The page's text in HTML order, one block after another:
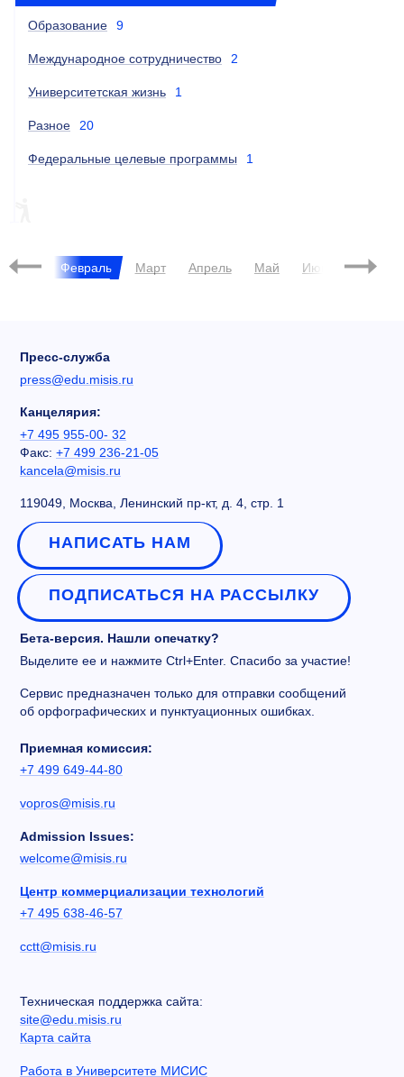
Образование 9
Международное сотрудничество 2
Университетская жизнь 1
Разное 20
Федеральные целевые программы 1
Февраль Март Апрель Май Июнь Июль
Пресс-служба
press@edu.misis.ru
Канцелярия:
+7 495 955-00- 32
Факс: +7 499 236-21-05
kancela@misis.ru
119049, Москва, Ленинский пр-кт, д. 4, стр. 1
НАПИСАТЬ НАМ
ПОДПИСАТЬСЯ НА РАССЫЛКУ
Бета-версия. Нашли опечатку?
Выделите ее и нажмите Ctrl+Enter. Спасибо за участие!
Сервис предназначен только для отправки сообщений
об орфографических и пунктуационных ошибках.
Приемная комиссия:
+7 499 649-44-80
vopros@misis.ru
Admission Issues:
welcome@misis.ru
Центр коммерциализации технологий
+7 495 638-46-57
cctt@misis.ru
Техническая поддержка сайта:
site@edu.misis.ru
Карта сайта
Работа в Университете МИСИС